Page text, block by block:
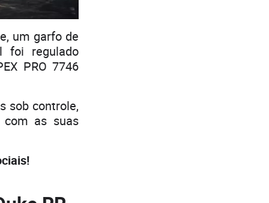
um garfo de
foi regulado
PRO 7746
sob controle,
com as suas